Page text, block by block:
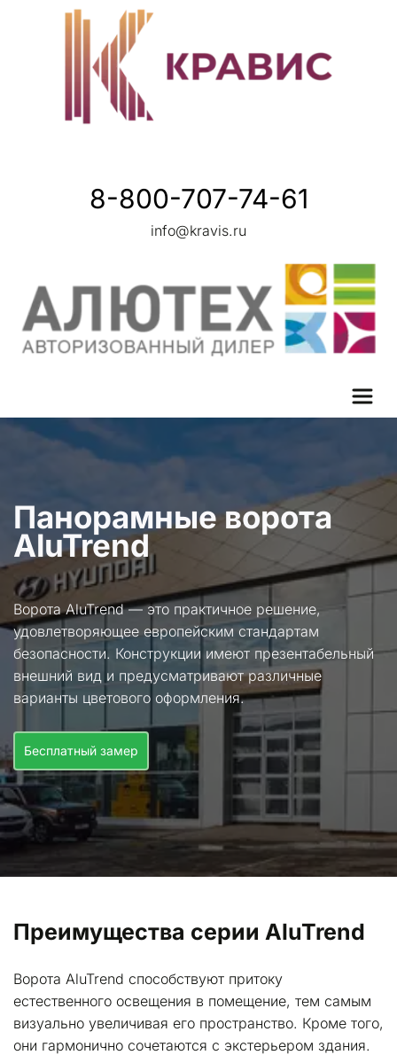
8-800-707-74-61
info@kravis.ru
Панорамные ворота
AluTrend
Ворота AluTrend — это практичное решение,
удовлетворяющее европейским стандартам
безопасности. Конструкции имеют презентабельный
внешний вид и предусматривают различные
варианты цветового оформления.
Бесплатный замер
Преимущества серии AluTrend
Ворота AluTrend способствуют притоку
естественного освещения в помещение, тем самым
визуально увеличивая его пространство. Кроме того,
они гармонично сочетаются с экстерьером здания.